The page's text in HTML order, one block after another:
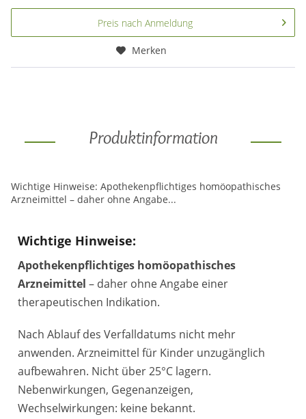
Preis nach Anmeldung
Merken
Produktinformation
Wichtige Hinweise: Apothekenpflichtiges homöopathisches
Arzneimittel – daher ohne Angabe...
Wichtige Hinweise:
Apothekenpflichtiges homöopathisches
Arzneimittel – daher ohne Angabe einer
therapeutischen Indikation.
Nach Ablauf des Verfalldatums nicht mehr
anwenden. Arzneimittel für Kinder unzugänglich
aufbewahren. Nicht über 25°C lagern.
Nebenwirkungen, Gegenanzeigen,
Wechselwirkungen: keine bekannt.